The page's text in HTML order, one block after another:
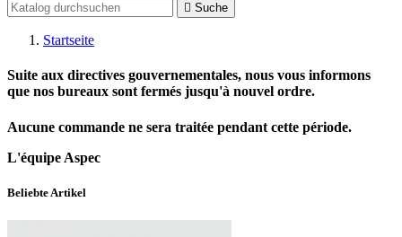
 Suche
Startseite
Suite aux directives gouvernementales, nous vous informons
que nos bureaux sont fermés jusqu'à nouvel ordre.
Aucune commande ne sera traitée pendant cette période.
L'équipe Aspec
Beliebte Artikel